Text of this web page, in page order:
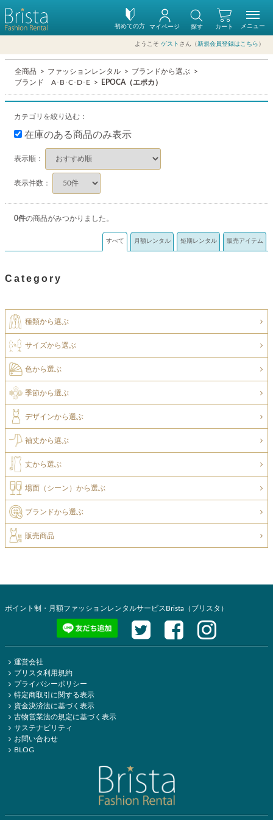
初めての方 カート
マイページ 探す
ようこそ ゲスト さん（新規会員登録はこちら ）
メニュー
全商品 ファッションレンタル
ブランドから選ぶ
ブランド A･B･C･D･E
EPOCA（エポカ）
カテゴリを絞り込む：
在庫のある商品のみ表示
表示順：
表示件数：
0件の商品がみつかりました。
すべて 月額レンタル 短期レンタル 販売アイテム
Category
種類から選ぶ
サイズから選ぶ
色から選ぶ
季節から選ぶ
デザインから選ぶ
袖丈から選ぶ
丈から選ぶ
場面（シーン）から選ぶ
ブランドから選ぶ
販売商品
ポイント制・月額ファッションレンタルサービスBrista（ブリスタ）
運営会社
ブリスタ利用規約
プライバシーポリシー
特定商取引に関する表示
資金決済法に基づく表示
古物営業法の規定に基づく表示
サステナビリティ
お問い合わせ
BLOG